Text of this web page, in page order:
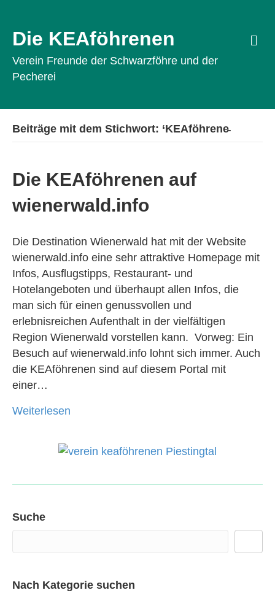
Die KEAföhrenen
Verein Freunde der Schwarzföhre und der
Pecherei
Beiträge mit dem Stichwort: ‘KEAföhrene̵
Die KEAföhrenen auf
wienerwald.info
Die Destination Wienerwald hat mit der Website
wienerwald.info eine sehr attraktive Homepage mit
Infos, Ausflugstipps, Restaurant- und
Hotelangeboten und überhaupt allen Infos, die
man sich für einen genussvollen und
erlebnisreichen Aufenthalt in der vielfältigen
Region Wienerwald vorstellen kann. Vorweg: Ein
Besuch auf wienerwald.info lohnt sich immer. Auch
die KEAföhrenen sind auf diesem Portal mit
einer…
Weiterlesen
Suche
Nach Kategorie suchen